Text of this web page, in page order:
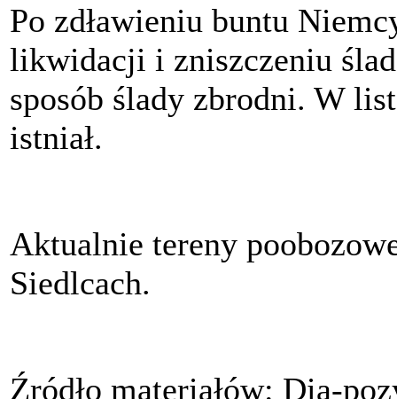
Po zdławieniu buntu
likwidacji i zniszczeniu
sposób ślady zbrodni. W
istniał.
Aktualnie tereny
Siedlcach.
Źródło materiałów: Dia-